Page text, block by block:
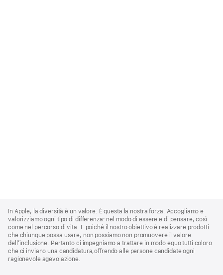
Footer
In Apple, la diversità è un valore. È questa la nostra forza. Accogliamo e
valorizziamo ogni tipo di differenza: nel modo di essere e di pensare, così
come nel percorso di vita. E poiché il nostro obiettivo è realizzare prodotti
che chiunque possa usare, non possiamo non promuovere il valore
dell’inclusione. Pertanto ci impegniamo a trattare in modo equo tutti coloro
che ci inviano una candidatura,offrendo alle persone candidate ogni
ragionevole agevolazione.